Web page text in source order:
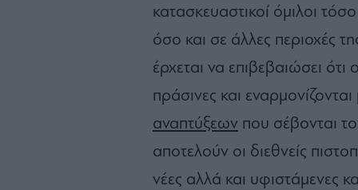
κατασκευαστικοί όμιλοι
όσο και σε άλλες περιοχές
έρχεται να επιβεβαιώσει ότι
πράσινες και
αναπτύξεων που σέβονται
αποτελούν οι διεθνείς
νέες αλλά και υφιστάμενες